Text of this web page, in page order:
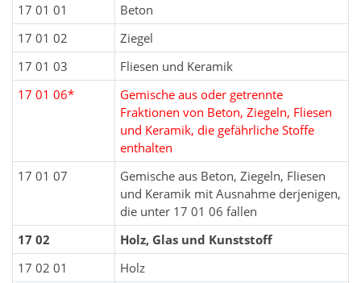
17 01 01
Beton
17 01 02
Ziegel
17 01 03
Fliesen und Keramik
17 01 06*
Gemische aus oder getrennte
Fraktionen von Beton, Ziegeln, Fliesen
und Keramik, die gefährliche Stoffe
enthalten
17 01 07
Gemische aus Beton, Ziegeln, Fliesen
und Keramik mit Ausnahme derjenigen,
die unter 17 01 06 fallen
17 02
Holz, Glas und Kunststoff
17 02 01
Holz